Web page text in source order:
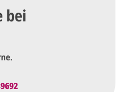
bei